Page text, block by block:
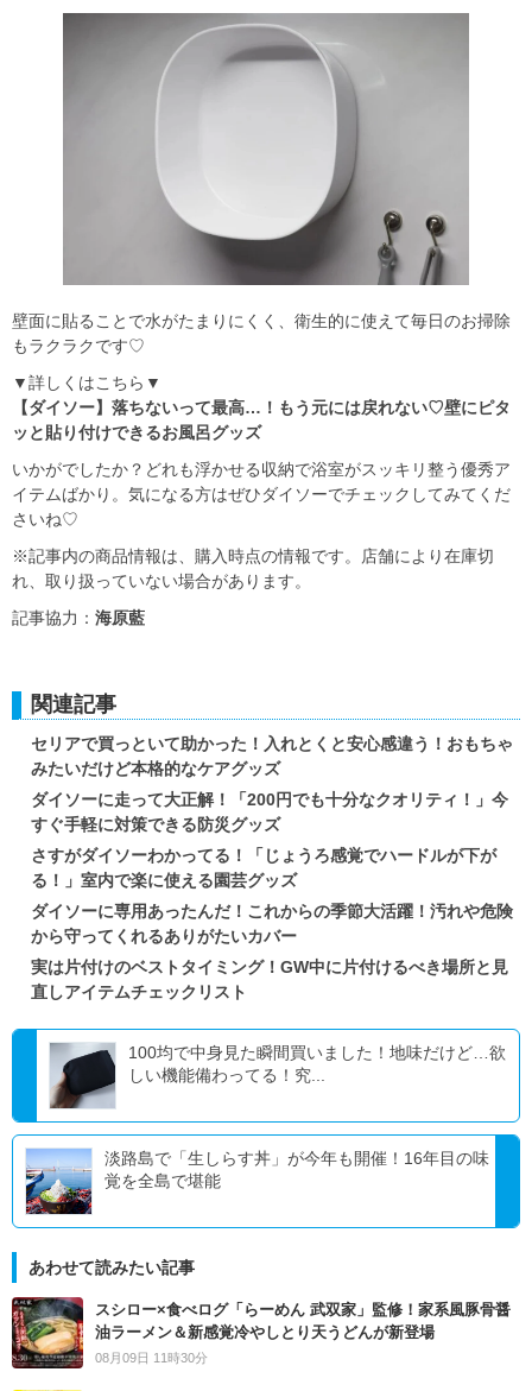
壁面に貼ることで水がたまりにくく、衛生的に使えて毎日のお掃除
もラクラクです♡
▼詳しくはこちら▼
【ダイソー】落ちないって最高…！もう元には戻れない♡壁にピタ
ッと貼り付けできるお風呂グッズ
いかがでしたか？どれも浮かせる収納で浴室がスッキリ整う優秀ア
イテムばかり。気になる方はぜひダイソーでチェックしてみてくだ
さいね♡
※記事内の商品情報は、購入時点の情報です。店舗により在庫切
れ、取り扱っていない場合があります。
記事協力： 海原藍
関連記事
セリアで買っといて助かった！入れとくと安心感違う！おもちゃ
みたいだけど本格的なケアグッズ
ダイソーに走って大正解！「200円でも十分なクオリティ！」今
すぐ手軽に対策できる防災グッズ
さすがダイソーわかってる！「じょうろ感覚でハードルが下が
る！」室内で楽に使える園芸グッズ
ダイソーに専用あったんだ！これからの季節大活躍！汚れや危険
から守ってくれるありがたいカバー
実は片付けのベストタイミング！GW中に片付けるべき場所と見
直しアイテムチェックリスト
100均で中身見た瞬間買いました！地味だけど…欲
しい機能備わってる！究...
淡路島で「生しらす丼」が今年も開催！16年目の味
覚を全島で堪能
あわせて読みたい記事
スシロー×食べログ「らーめん 武双家」監修！家系風豚骨醤
油ラーメン＆新感覚冷やしとり天うどんが新登場
08月09日 11時30分